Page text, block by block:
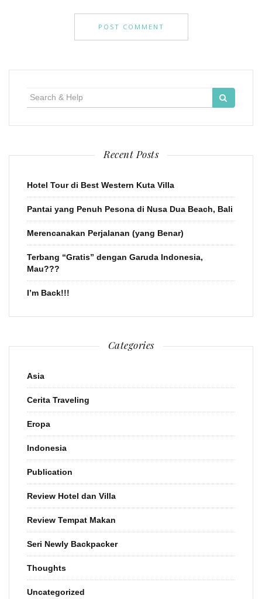
Recent Posts
Hotel Tour di Best Western Kuta Villa
Pantai yang Penuh Pesona di Nusa Dua Beach, Bali
Merencanakan Perjalanan (yang Benar)
Terbang “Gratis” dengan Garuda Indonesia,
Mau???
I’m Back!!!
Categories
Asia
Cerita Traveling
Eropa
Indonesia
Publication
Review Hotel dan Villa
Review Tempat Makan
Seri Newly Backpacker
Thoughts
Uncategorized